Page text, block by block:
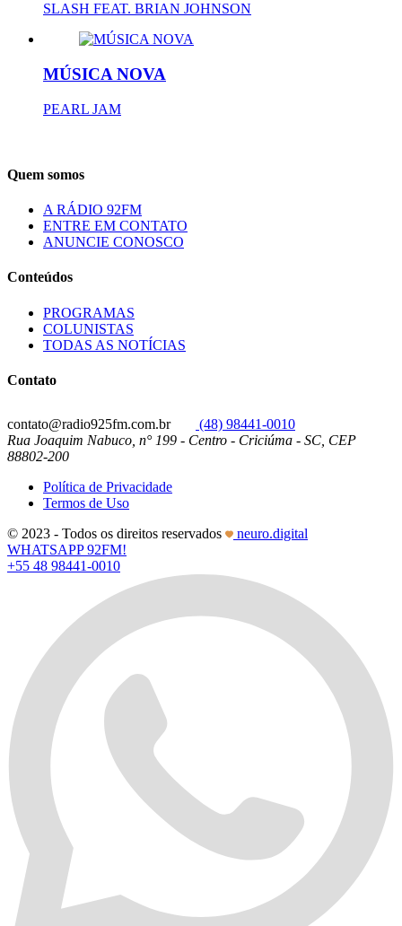
SLASH FEAT. BRIAN JOHNSON
MÚSICA NOVA
PEARL JAM
Quem somos
A RÁDIO 92FM
ENTRE EM CONTATO
ANUNCIE CONOSCO
Conteúdos
PROGRAMAS
COLUNISTAS
TODAS AS NOTÍCIAS
Contato
contato@radio925fm.com.br
(48) 98441-0010
Rua Joaquim Nabuco, n° 199 - Centro - Criciúma - SC, CEP
88802-200
Política de Privacidade
Termos de Uso
© 2023 - Todos os direitos reservados
neuro.digital
WHATSAPP 92FM!
+55 48 98441-0010